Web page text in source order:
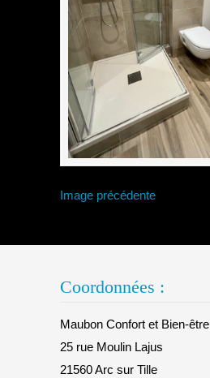
Image précédente
Coordonnées :
Maubon Confort et Bien-être
25 rue Moulin Lajus
21560 Arc sur Tille